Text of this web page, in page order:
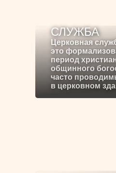
СЛУЖБА
Церковная
это
период
общинного
часто
в церковном